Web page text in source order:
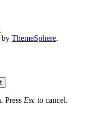
by ThemeSphere.
Press Esc to cancel.